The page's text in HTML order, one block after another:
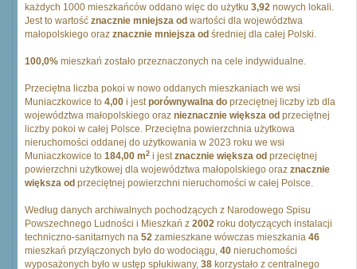
każdych 1000 mieszkańców oddano więc do użytku 3,92 nowych lokali.
Jest to wartość znacznie mniejsza od wartości dla województwa
małopolskiego oraz znacznie mniejsza od średniej dla całej Polski.
100,0% mieszkań zostało przeznaczonych na cele indywidualne.
Przeciętna liczba pokoi w nowo oddanych mieszkaniach we wsi
Muniaczkowice to 4,00 i jestporównywalna do przeciętnej liczby izb dla
województwa małopolskiego oraz nieznacznie większa od przeciętnej
liczby pokoi w całej Polsce. Przeciętna powierzchnia użytkowa
nieruchomości oddanej do użytkowania w 2023 roku we wsi
Muniaczkowice to 184,00 m2 i jestznacznie większa od przeciętnej
powierzchni użytkowej dla województwa małopolskiego oraz znacznie
większa od przeciętnej powierzchni nieruchomości w całej Polsce.
Według danych archiwalnych pochodzących z Narodowego Spisu
Powszechnego Ludności i Mieszkań z 2002 roku dotyczących instalacji
techniczno-sanitarnych na 52 zamieszkane wówczas mieszkania 46
mieszkań przyłączonych było do wodociągu, 40 nieruchomości
wyposażonych było w ustęp spłukiwany, 38 korzystało z centralnego